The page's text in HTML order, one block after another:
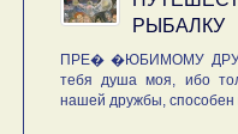
РЫБАЛКУ
ПРЕ� �ЮБИМОМУ
тебя душа моя, ибо
нашей дружбы, способен